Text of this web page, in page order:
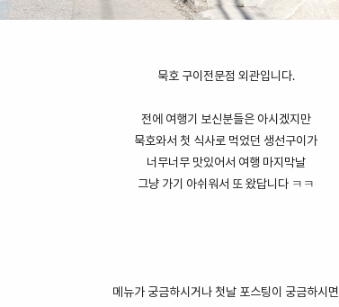
묵호 구이전문점 외관입니다.
전에 여행기 보신분들은 아시겠지만
묵호와서 첫 식사로 먹었던 생선구이가
너무너무 맛있어서 여행 마지막날
그냥 가기 아쉬워서 또 왔답니다 ㅋㅋ
메뉴가 궁금하시거나 첫날 포스팅이 궁금하시면